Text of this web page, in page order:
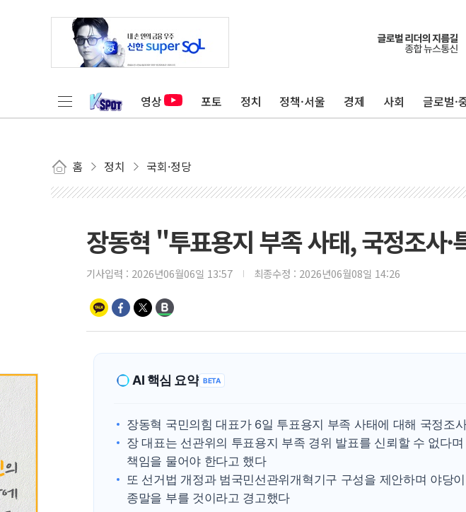
영상 포토 정치 정책·서울 경제 사회 글로벌·
홈 정치 국회·정당
장동혁 "투표용지 부족 사태, 국정조사·
기사입력 : 2026년06월06일 13:57 최종수정 : 2026년06월08일 14:26
AI 핵심 요약 BETA
장동혁 국민의힘 대표가 6일 투표용지 부족 사태에 대해 국정조
장 대표는 선관위의 투표용지 부족 경위 발표를 신뢰할 수 없다며
책임을 물어야 한다고 했다
또 선거법 개정과 범국민선관위개혁기구 구성을 제안하며 야당
종말을 부를 것이라고 경고했다